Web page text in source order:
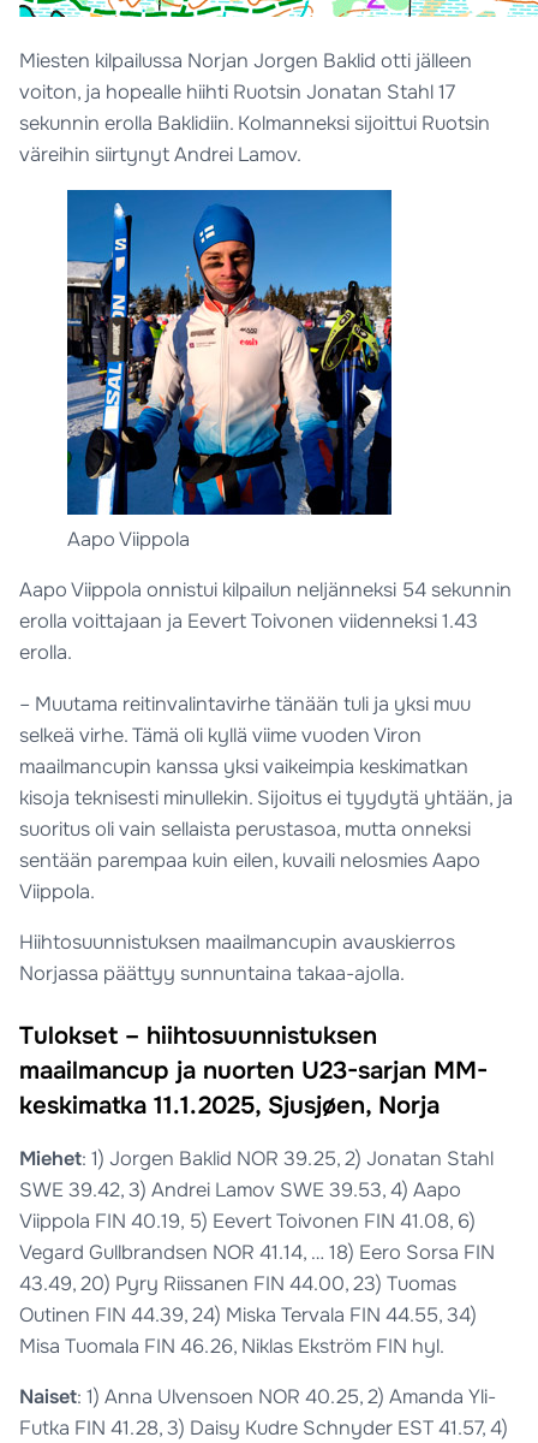
Miesten kilpailussa Norjan Jorgen Baklid otti jälleen
voiton, ja hopealle hiihti Ruotsin Jonatan Stahl 17
sekunnin erolla Baklidiin. Kolmanneksi sijoittui Ruotsin
väreihin siirtynyt Andrei Lamov.
Aapo Viippola
Aapo Viippola onnistui kilpailun neljänneksi 54 sekunnin
erolla voittajaan ja Eevert Toivonen viidenneksi 1.43
erolla.
– Muutama reitinvalintavirhe tänään tuli ja yksi muu
selkeä virhe. Tämä oli kyllä viime vuoden Viron
maailmancupin kanssa yksi vaikeimpia keskimatkan
kisoja teknisesti minullekin. Sijoitus ei tyydytä yhtään, ja
suoritus oli vain sellaista perustasoa, mutta onneksi
sentään parempaa kuin eilen, kuvaili nelosmies Aapo
Viippola.
Hiihtosuunnistuksen maailmancupin avauskierros
Norjassa päättyy sunnuntaina takaa-ajolla.
Tulokset – hiihtosuunnistuksen
maailmancup ja nuorten U23-sarjan MM-
keskimatka 11.1.2025, Sjusjøen, Norja
Miehet: 1) Jorgen Baklid NOR 39.25, 2) Jonatan Stahl
SWE 39.42, 3) Andrei Lamov SWE 39.53, 4) Aapo
Viippola FIN 40.19, 5) Eevert Toivonen FIN 41.08, 6)
Vegard Gullbrandsen NOR 41.14, … 18) Eero Sorsa FIN
43.49, 20) Pyry Riissanen FIN 44.00, 23) Tuomas
Outinen FIN 44.39, 24) Miska Tervala FIN 44.55, 34)
Misa Tuomala FIN 46.26, Niklas Ekström FIN hyl.
Naiset: 1) Anna Ulvensoen NOR 40.25, 2) Amanda Yli-
Futka FIN 41.28, 3) Daisy Kudre Schnyder EST 41.57, 4)